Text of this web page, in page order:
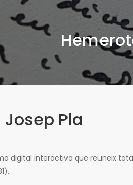
Pla
digital interactiva que reuneix